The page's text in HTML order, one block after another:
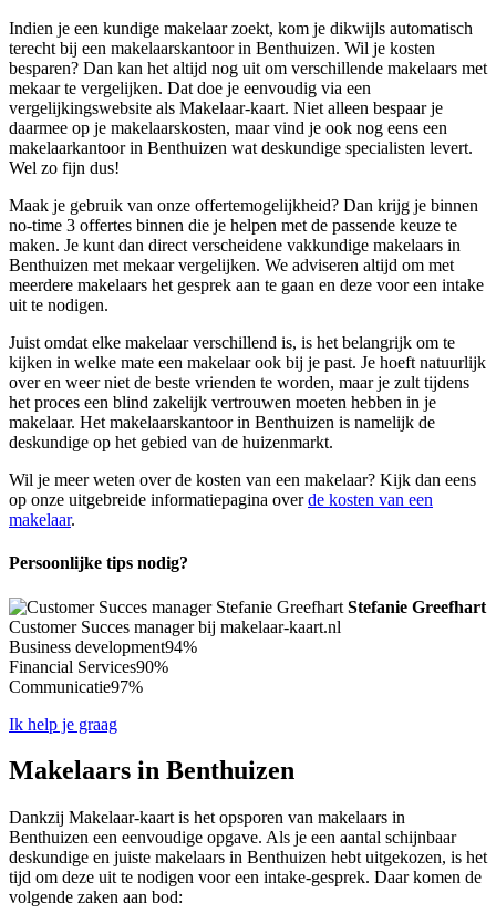
Indien je een kundige makelaar zoekt, kom je dikwijls automatisch
terecht bij een makelaarskantoor in Benthuizen. Wil je kosten
besparen? Dan kan het altijd nog uit om verschillende makelaars met
mekaar te vergelijken. Dat doe je eenvoudig via een
vergelijkingswebsite als Makelaar-kaart. Niet alleen bespaar je
daarmee op je makelaarskosten, maar vind je ook nog eens een
makelaarkantoor in Benthuizen wat deskundige specialisten levert.
Wel zo fijn dus!
Maak je gebruik van onze offertemogelijkheid? Dan krijg je binnen
no-time 3 offertes binnen die je helpen met de passende keuze te
maken. Je kunt dan direct verscheidene vakkundige makelaars in
Benthuizen met mekaar vergelijken. We adviseren altijd om met
meerdere makelaars het gesprek aan te gaan en deze voor een intake
uit te nodigen.
Juist omdat elke makelaar verschillend is, is het belangrijk om te
kijken in welke mate een makelaar ook bij je past. Je hoeft natuurlijk
over en weer niet de beste vrienden te worden, maar je zult tijdens
het proces een blind zakelijk vertrouwen moeten hebben in je
makelaar. Het makelaarskantoor in Benthuizen is namelijk de
deskundige op het gebied van de huizenmarkt.
Wil je meer weten over de kosten van een makelaar? Kijk dan eens
op onze uitgebreide informatiepagina overde kosten van een
makelaar.
Persoonlijke tips nodig?
Stefanie Greefhart
Customer Succes manager bij makelaar-kaart.nl
Business development94%
Financial Services90%
Communicatie97%
Ik help je graag
Makelaars in Benthuizen
Dankzij Makelaar-kaart is het opsporen van makelaars in
Benthuizen een eenvoudige opgave. Als je een aantal schijnbaar
deskundige en juiste makelaars in Benthuizen hebt uitgekozen, is het
tijd om deze uit te nodigen voor een intake-gesprek. Daar komen de
volgende zaken aan bod: